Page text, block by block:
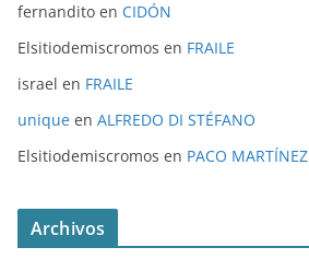
fernandito en CIDÓN
Elsitiodemiscromos en FRAILE
israel en FRAILE
unique en ALFREDO DI STÉFANO
Elsitiodemiscromos en PACO MARTÍNEZ
Archivos